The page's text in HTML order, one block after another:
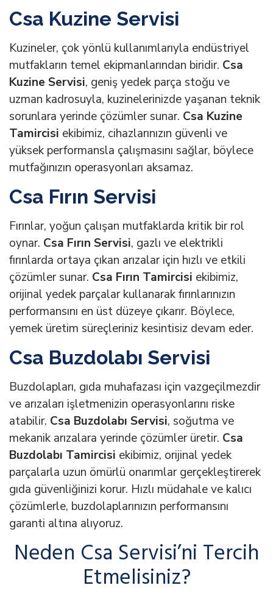
Csa Kuzine Servisi
Kuzineler, çok yönlü kullanımlarıyla endüstriyel
mutfakların temel ekipmanlarından biridir. Csa
Kuzine Servisi, geniş yedek parça stoğu ve
uzman kadrosuyla, kuzinelerinizde yaşanan teknik
sorunlara yerinde çözümler sunar. Csa Kuzine
Tamircisi ekibimiz, cihazlarınızın güvenli ve
yüksek performansla çalışmasını sağlar, böylece
mutfağınızın operasyonları aksamaz.
Csa Fırın Servisi
Fırınlar, yoğun çalışan mutfaklarda kritik bir rol
oynar. Csa Fırın Servisi, gazlı ve elektrikli
fırınlarda ortaya çıkan arızalar için hızlı ve etkili
çözümler sunar. Csa Fırın Tamircisi ekibimiz,
orijinal yedek parçalar kullanarak fırınlarınızın
performansını en üst düzeye çıkarır. Böylece,
yemek üretim süreçleriniz kesintisiz devam eder.
Csa Buzdolabı Servisi
Buzdolapları, gıda muhafazası için vazgeçilmezdir
ve arızaları işletmenizin operasyonlarını riske
atabilir. Csa Buzdolabı Servisi, soğutma ve
mekanik arızalara yerinde çözümler üretir. Csa
Buzdolabı Tamircisi ekibimiz, orijinal yedek
parçalarla uzun ömürlü onarımlar gerçekleştirerek
gıda güvenliğinizi korur. Hızlı müdahale ve kalıcı
çözümlerle, buzdolaplarınızın performansını
garanti altına alıyoruz.
Neden Csa Servisi’ni Tercih
Etmelisiniz?